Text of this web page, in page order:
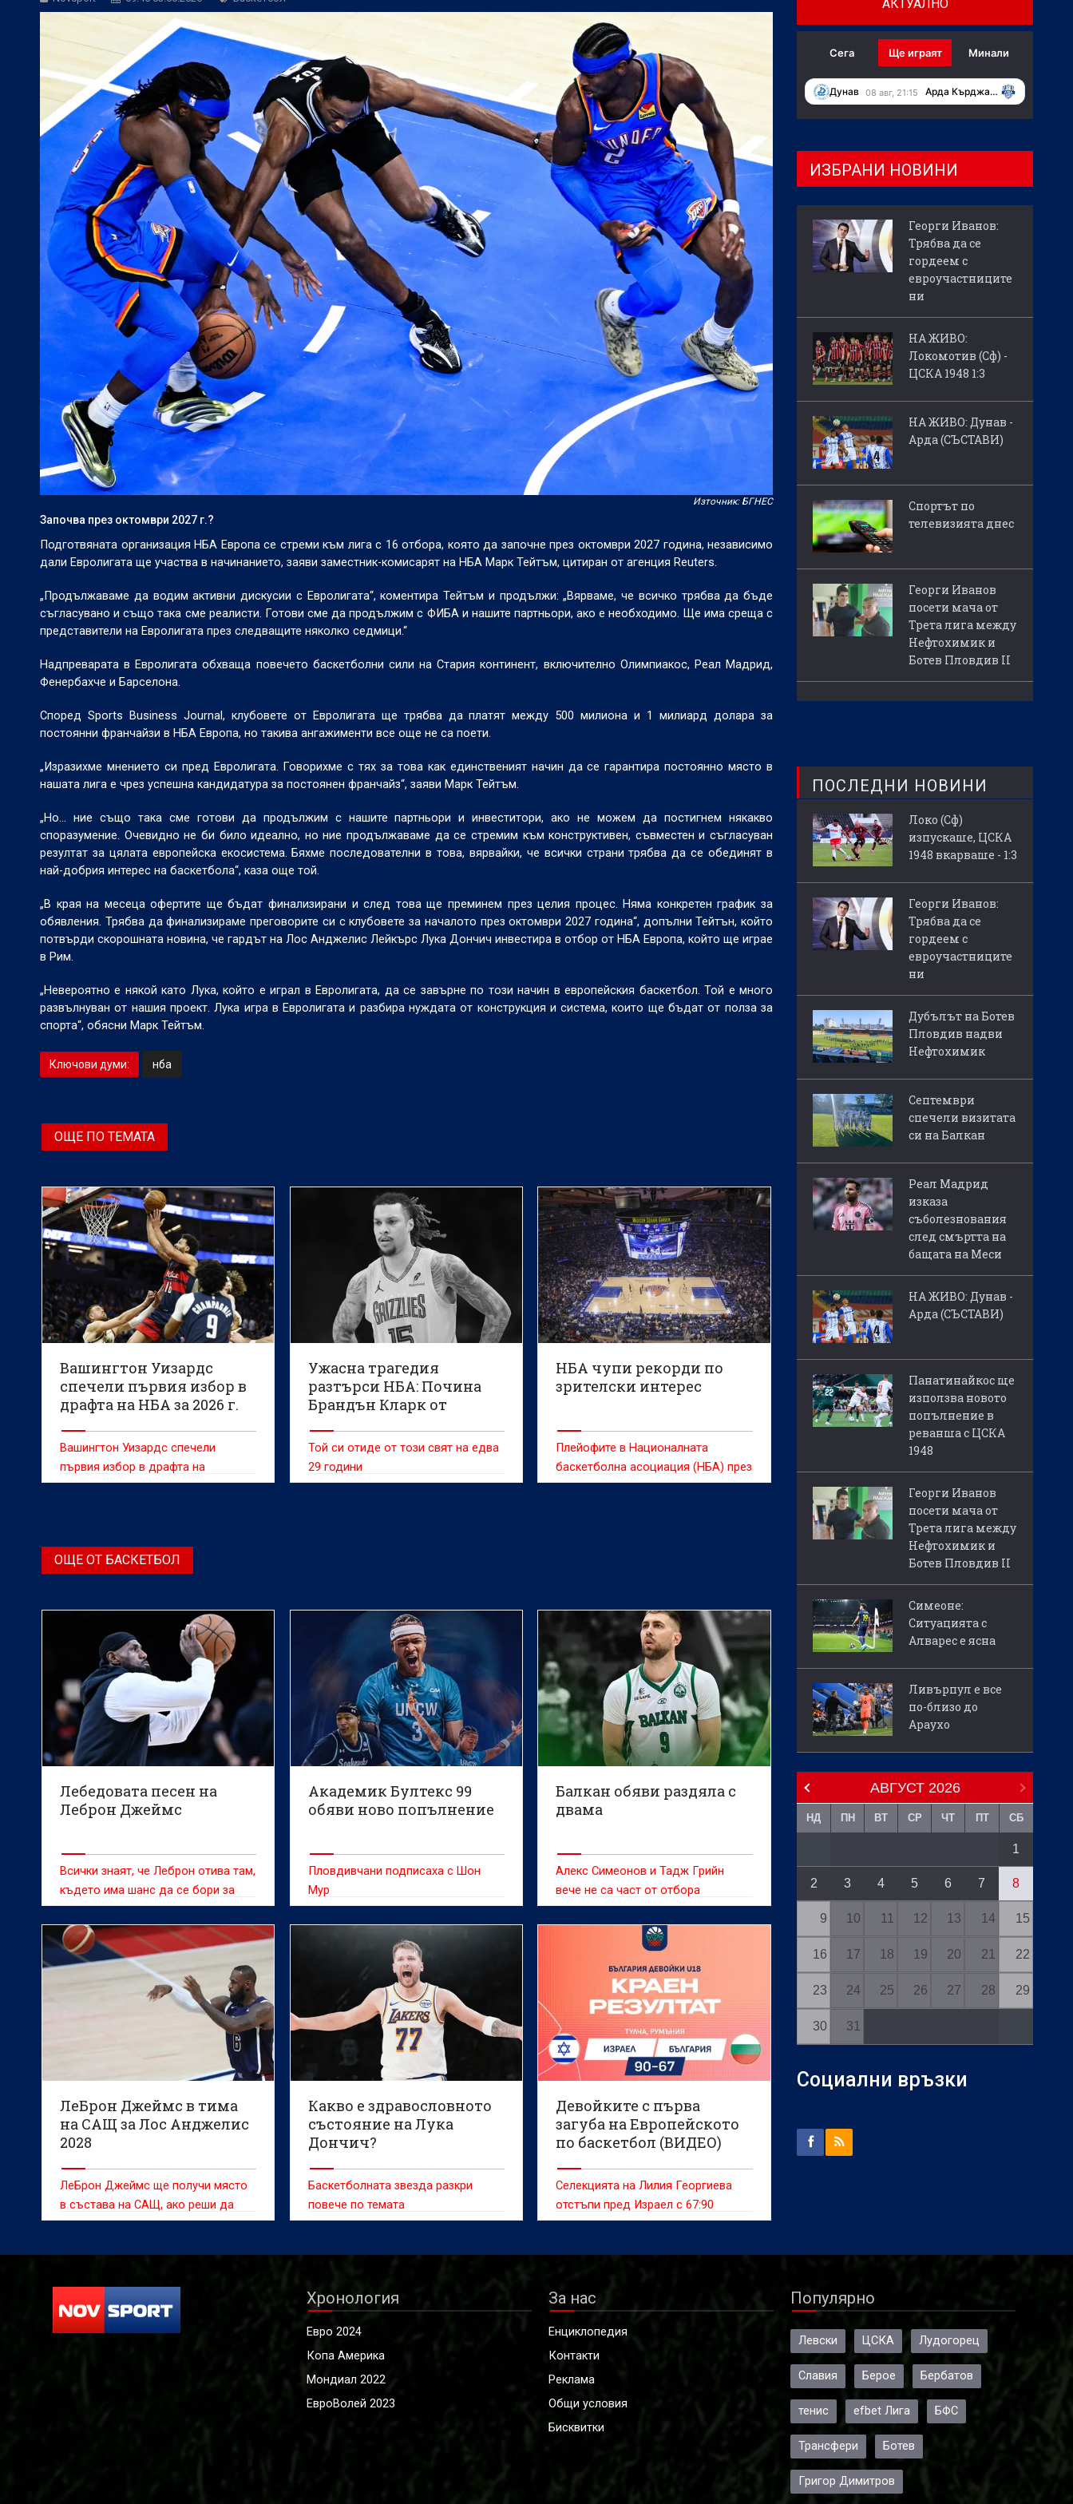
БГ Футбол:НА ЖИВО: Локомотив (Сф) - ЦСКА 1948 1:3
БГ Футбол:НА ЖИВО: Дунав - Арда (СЪСТАВИ)
Източник: БГНЕС
Започва през октомври 2027 г.?
Подготвяната организация НБА Европа се стреми към лига с 16 отбора, която да започне през октомври 2027 година, независимо
дали Евролигата ще участва в начинанието, заяви заместник-комисарят на НБА Марк Тейтъм, цитиран от агенция Reuters.
„Продължаваме да водим активни дискусии с Евролигата“, коментира Тейтъм и продължи: „Вярваме, че всичко трябва да бъде
съгласувано и също така сме реалисти. Готови сме да продължим с ФИБА и нашите партньори, ако е необходимо. Ще има среща с
представители на Евролигата през следващите няколко седмици.“
Надпреварата в Евролигата обхваща повечето баскетболни сили на Стария континент, включително Олимпиакос, Реал Мадрид,
Фенербахче и Барселона.
Според Sports Business Journal, клубовете от Евролигата ще трябва да платят между 500 милиона и 1 милиард долара за
постоянни франчайзи в НБА Европа, но такива ангажименти все още не са поети.
„Изразихме мнението си пред Евролигата. Говорихме с тях за това как единственият начин да се гарантира постоянно място в
нашата лига е чрез успешна кандидатура за постоянен франчайз“, заяви Марк Тейтъм.
„Но... ние също така сме готови да продължим с нашите партньори и инвеститори, ако не можем да постигнем някакво
споразумение. Очевидно не би било идеално, но ние продължаваме да се стремим към конструктивен, съвместен и съгласуван
резултат за цялата европейска екосистема. Бяхме последователни в това, вярвайки, че всички страни трябва да се обединят в
най-добрия интерес на баскетбола“, каза още той.
„В края на месеца офертите ще бъдат финализирани и след това ще преминем през целия процес. Няма конкретен график за
обявления. Трябва да финализираме преговорите си с клубовете за началото през октомври 2027 година“, допълни Тейтън, който
потвърди скорошната новина, че гардът на Лос Анджелис Лейкърс Лука Дончич инвестира в отбор от НБА Европа, който ще играе
в Рим.
„Невероятно е някой като Лука, който е играл в Евролигата, да се завърне по този начин в европейския баскетбол. Той е много
развълнуван от нашия проект. Лука игра в Евролигата и разбира нуждата от конструкция и система, които ще бъдат от полза за
спорта“, обясни Марк Тейтъм.
Ключови думи: нба
ОЩЕ ПО ТЕМАТА
Вашингтон Уизардс
спечели първия избор в
драфта на НБА за 2026 г.
Вашингтон Уизардс спечели
първия избор в драфта на
Националната баскетболна
Ужасна трагедия
разтърси НБА: Почина
Брандън Кларк от
Той си отиде от този свят на едва
29 години
НБА чупи рекорди по
зрителски интерес
Плейофите в Националната
баскетболна асоциация (НБА) през
тази година са най-гледаните за
ОЩЕ ОТ БАСКЕТБОЛ
Лебедовата песен на
Леброн Джеймс
Всички знаят, че Леброн отива там,
където има шанс да се бори за
титлата
Академик Бултекс 99
обяви ново попълнение
Пловдивчани подписаха с Шон
Мур
Балкан обяви раздяла с
двама
Алекс Симеонов и Тадж Грийн
вече не са част от отбора
ЛеБрон Джеймс в тима
на САЩ за Лос Анджелис
2028
ЛеБрон Джеймс ще получи място
в състава на САЩ, ако реши да
играе на Олимпийските игри в Лос
Какво е здравословното
състояние на Лука
Дончич?
Баскетболната звезда разкри
повече по темата
Девойките с първа
загуба на Европейското
по баскетбол (ВИДЕО)
Селекцията на Лилия Георгиева
отстъпи пред Израел с 67:90
АКТУАЛНО
Сега Ще играят Минали
Дунав 08 авг, 21:15 Арда Кърджали
ИЗБРАНИ НОВИНИ
Георги Иванов:
Трябва да се
гордеем с
евроучастниците
ни
НА ЖИВО:
Локомотив (Сф) -
ЦСКА 1948 1:3
НА ЖИВО: Дунав -
Арда (СЪСТАВИ)
Спортът по
телевизията днес
Георги Иванов
посети мача от
Трета лига между
Нефтохимик и
Ботев Пловдив II
ПОСЛЕДНИ НОВИНИ
Локо (Сф)
изпускаше, ЦСКА
1948 вкарваше - 1:3
Георги Иванов:
Трябва да се
гордеем с
евроучастниците
ни
Дубълът на Ботев
Пловдив надви
Нефтохимик
Септември
спечели визитата
си на Балкан
Реал Мадрид
изказа
съболезнования
след смъртта на
бащата на Меси
НА ЖИВО: Дунав -
Арда (СЪСТАВИ)
Панатинайкос ще
използва новото
попълнение в
реванша с ЦСКА
1948
Георги Иванов
посети мача от
Трета лига между
Нефтохимик и
Ботев Пловдив II
Симеоне:
Ситуацията с
Алварес е ясна
Ливърпул е все
по-близо до
Араухо
АВГУСТ 2026
НД ПН ВТ СР ЧТ ПТ СБ
1
2 3 4 5 6 7 8
9 10 11 12 13 14 15
16 17 18 19 20 21 22
23 24 25 26 27 28 29
30 31
Социални връзки
Хронология
Евро 2024
Копа Америка
Мондиал 2022
ЕвроВолей 2023
За нас
Енциклопедия
Контакти
Реклама
Общи условия
Бисквитки
Популярно
Левски ЦСКА Лудогорец
Славия Берое Бербатов
тенис efbet Лига БФС
Трансфери Ботев
Григор Димитров